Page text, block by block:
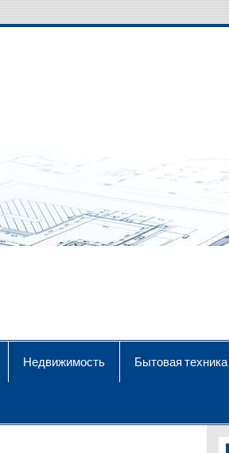
Недвижимость Бытовая техника